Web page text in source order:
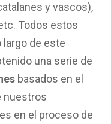
y vascos),
Todos estos
largo de este
una serie de
basados en el
nuestros
en el proceso de